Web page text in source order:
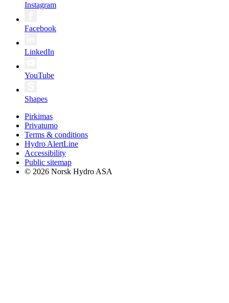
Instagram
Facebook
LinkedIn
YouTube
Shapes
Pirkimas
Privatumo
Terms & conditions
Hydro AlertLine
Accessibility
Public sitemap
© 2026 Norsk Hydro ASA